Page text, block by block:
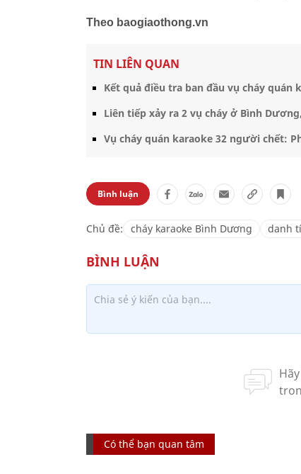
Theo baogiaothong.vn
TIN LIÊN QUAN
Kết quả điều tra ban đầu vụ cháy quán
Liên tiếp xảy ra 2 vụ cháy ở Bình
Vụ cháy quán karaoke 32 người chết:
Bình luận
Chủ đề: cháy karaoke Bình Dương danh
Có thể bạn quan tâm